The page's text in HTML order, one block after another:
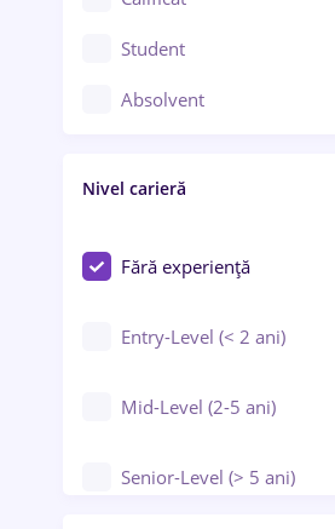
Construcții / Instalații
Controlul calității
Educație / Training / Arte
Student
Absolvent
Nivel carieră
Fără experiență
Entry-Level (< 2 ani)
Mid-Level (2-5 ani)
Senior-Level (> 5 ani)